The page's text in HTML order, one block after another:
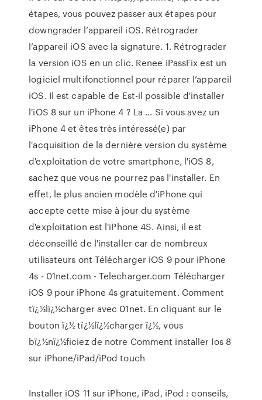
étapes, vous pouvez passer aux étapes pour
downgrader l’appareil iOS. Rétrograder
l’appareil iOS avec la signature. 1. Rétrograder
la version iOS en un clic. Renee iPassFix est un
logiciel multifonctionnel pour réparer l’appareil
iOS. Il est capable de Est-il possible d'installer
l'iOS 8 sur un iPhone 4 ? La ... Si vous avez un
iPhone 4 et êtes très intéressé(e) par
l'acquisition de la dernière version du système
d'exploitation de votre smartphone, l'iOS 8,
sachez que vous ne pourrez pas l'installer. En
effet, le plus ancien modèle d'iPhone qui
accepte cette mise à jour du système
d'exploitation est l'iPhone 4S. Ainsi, il est
déconseillé de l'installer car de nombreux
utilisateurs ont Télécharger iOS 9 pour iPhone
4s - 01net.com - Telecharger.com Télécharger
iOS 9 pour iPhone 4s gratuitement. Comment
tï¿½lï¿½charger avec 01net. En cliquant sur le
bouton ï¿½ tï¿½lï¿½charger ï¿½, vous
bï¿½nï¿½ficiez de notre Comment installer Ios 8
sur iPhone/iPad/iPod touch
Installer iOS 11 sur iPhone, iPad, iPod : conseils,